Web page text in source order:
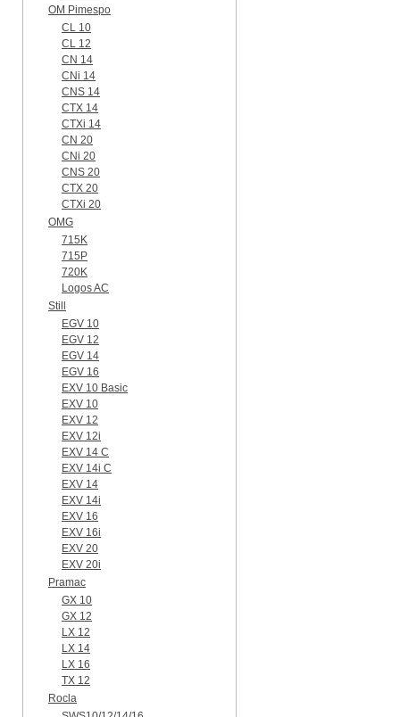
OM Pimespo
CL 10
CL 12
CN 14
CNi 14
CNS 14
CTX 14
CTXi 14
CN 20
CNi 20
CNS 20
CTX 20
CTXi 20
OMG
715K
715P
720K
Logos AC
Still
EGV 10
EGV 12
EGV 14
EGV 16
EXV 10 Basic
EXV 10
EXV 12
EXV 12i
EXV 14 C
EXV 14i C
EXV 14
EXV 14i
EXV 16
EXV 16i
EXV 20
EXV 20i
Pramac
GX 10
GX 12
LX 12
LX 14
LX 16
TX 12
Rocla